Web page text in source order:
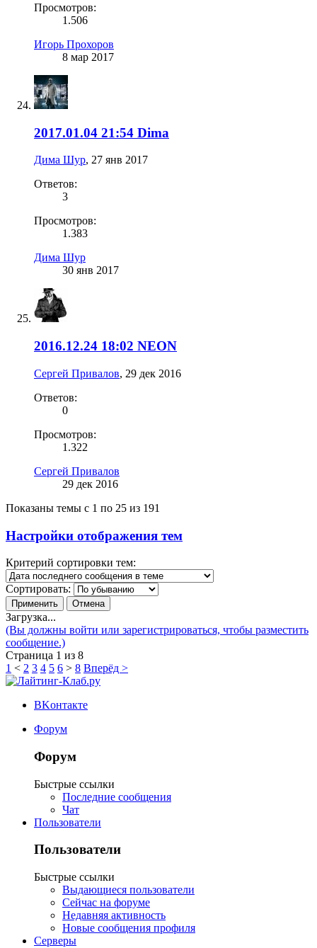
Просмотров:
1.506
Игорь Прохоров
8 мар 2017
2017.01.04 21:54 Dima
Дима Шур, 27 янв 2017
Ответов:
3
Просмотров:
1.383
Дима Шур
30 янв 2017
2016.12.24 18:02 NEON
Сергей Привалов, 29 дек 2016
Ответов:
0
Просмотров:
1.322
Сергей Привалов
29 дек 2016
Показаны темы с 1 по 25 из 191
Настройки отображения тем
Критерий сортировки тем:
Сортировать:
Загрузка...
(Вы должны войти или зарегистрироваться, чтобы разместить
сообщение.)
Страница 1 из 8
1 < 2 3 4 5 6 > 8 Вперёд >
ВKонтакте
Форум
Форум
Быстрые ссылки
Последние сообщения
Чат
Пользователи
Пользователи
Быстрые ссылки
Выдающиеся пользователи
Сейчас на форуме
Недавняя активность
Новые сообщения профиля
Серверы